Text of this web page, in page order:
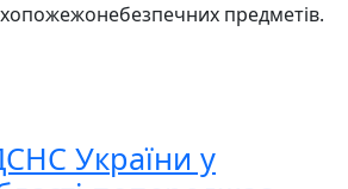
предметів.
України у